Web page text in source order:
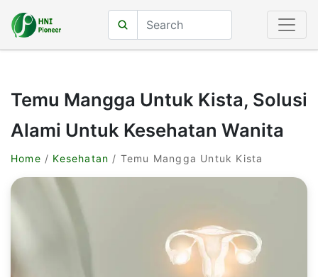
Temu Mangga Untuk Kista, Solusi
Alami Untuk Kesehatan Wanita
Home / Kesehatan / Temu Mangga Untuk Kista